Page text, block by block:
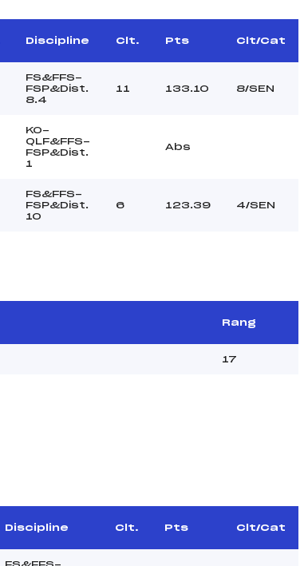
Discipline Clt. Pts Clt/Cat
FS&FFS-
FSP&Dist.
8.4
11 133.10 8/SEN
KO-
QLF&FFS-
FSP&Dist.
1
Abs
FS&FFS-
FSP&Dist.
10
6 123.39 4/SEN
Rang
17
Discipline Clt. Pts Clt/Cat
FS&FFS-